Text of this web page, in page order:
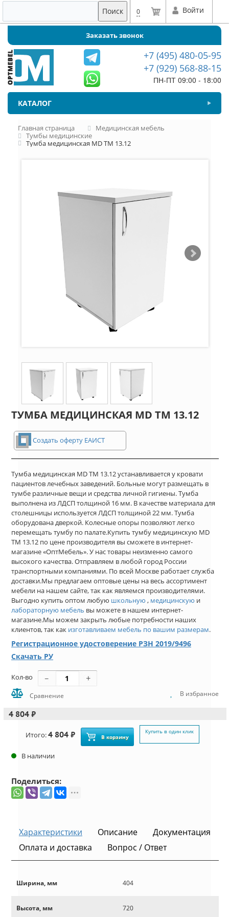
Поиск 0 Войти
Заказать звонок
+7 (495) 480-05-95
+7 (929) 568-88-15
ПН-ПТ 09:00 - 18:00
КАТАЛОГ
Главная страница
Медицинская мебель
Тумбы медицинские
Тумба медицинская MD ТМ 13.12
ТУМБА МЕДИЦИНСКАЯ MD ТМ 13.12
Создать оферту ЕАИСТ
Тумба медицинская MD ТМ 13.12 устанавливается у кровати
пациентов лечебных заведений. Больные могут размещать в
тумбе различные вещи и средства личной гигиены. Тумба
выполнена из ЛДСП толщиной 16 мм. В качестве материала для
столешницы используется ЛДСП толщиной 22 мм. Тумба
оборудована дверкой. Колесные опоры позволяют легко
перемещать тумбу по палате.Купить тумбу медицинскую MD
ТМ 13.12 по цене производителя вы сможете в интернет-
магазине «ОптМебель». У нас товары неизменно самого
высокого качества. Отправляем в любой город России
транспортными компаниями. По всей Москве работает служба
доставки.Мы предлагаем оптовые цены на весь ассортимент
мебели на нашем сайте, так как являемся производителями.
Выгодно купить оптом любую школьную , медицинскую и
лабораторную мебель вы можете в нашем интернет-
магазине.Мы можем закрыть любые потребности наших
клиентов, так как изготавливаем мебель по вашим размерам.
Регистрационное удостоверение РЗН 2019/9496
Скачать РУ
Кол-во
Сравнение В избранное
4 804 ₽
Итого:4 804 ₽ В корзину
Купить в один клик
В наличии
Поделиться:
Характеристики Описание
Документация
Оплата и доставка
Вопрос / Ответ
Ширина, мм 404
Высота, мм 720